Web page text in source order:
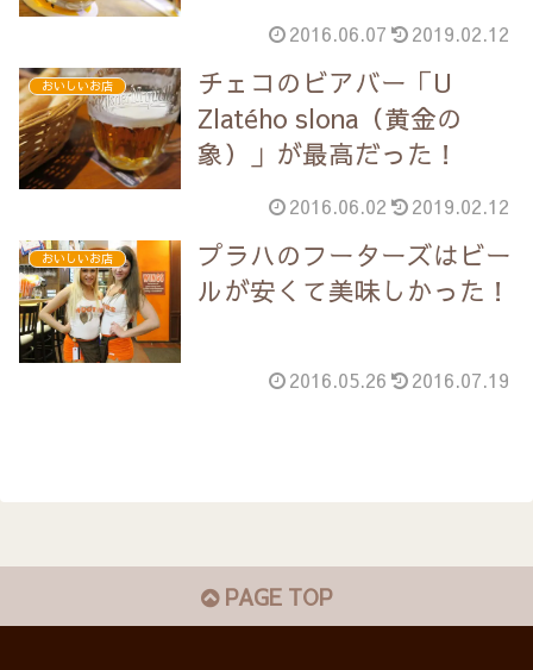
2016.06.07 2019.02.12
おいしいお店
チェコのビアバー「U
Zlatého slona（黄金の
象）」が最高だった！
2016.06.02 2019.02.12
おいしいお店
プラハのフーターズはビー
ルが安くて美味しかった！
2016.05.26 2016.07.19
PAGE TOP